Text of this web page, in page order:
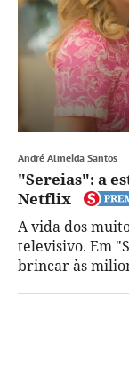
André Almeida Santos
"Sereias": a
Netflix
A vida dos
televisivo. Em
brincar às